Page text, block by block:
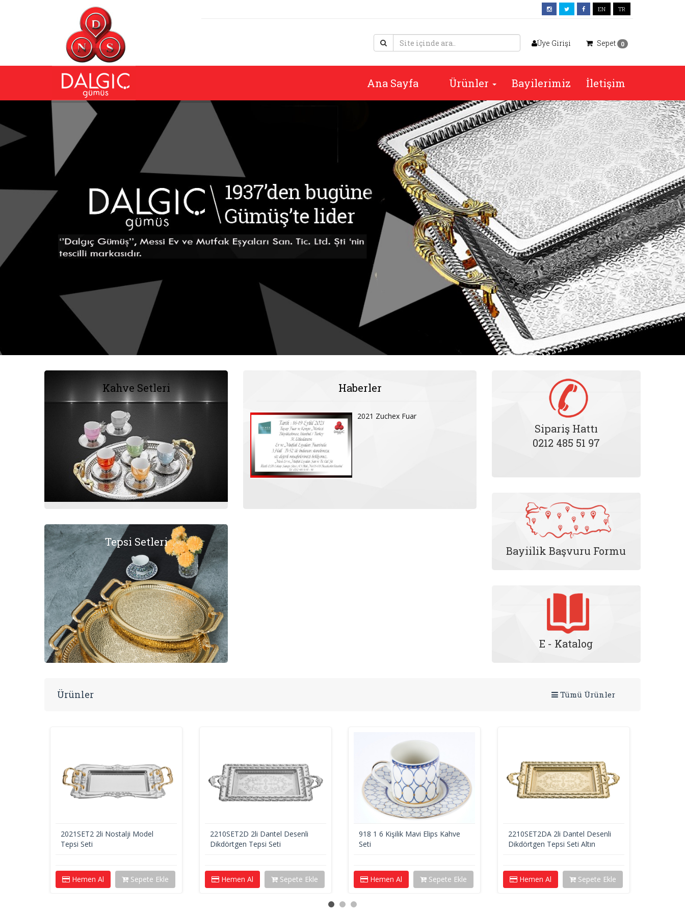
TR
EN
Üye Girişi Sepet 0
Ana Sayfa Ürünler Bayilerimiz İletişim
Kahve Setleri Haberler
2021 Zuchex Fuar
Tepsi Setleri
Sipariş Hattı
0212 485 51 97
Bayiilik Başvuru Formu
E - Katalog
Ürünler Tümü Ürünler
2021SET2 2li Nostalji Model
Tepsi Seti
Hemen Al Sepete Ekle
2210SET2D 2li Dantel Desenli
Dikdörtgen Tepsi Seti
Hemen Al Sepete Ekle
918 1 6 Kişilik Mavi Elips Kahve
Seti
Hemen Al Sepete Ekle
2210SET2DA 2li Dantel Desenli
Dikdörtgen Tepsi Seti Altın
Hemen Al Sepete Ekle